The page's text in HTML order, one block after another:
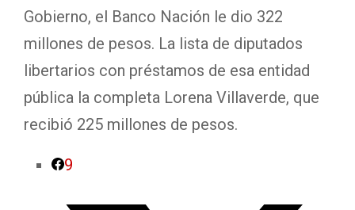
Gobierno, el Banco Nación le dio 322
millones de pesos. La lista de diputados
libertarios con préstamos de esa entidad
pública la completa Lorena Villaverde, que
recibió 225 millones de pesos.
9